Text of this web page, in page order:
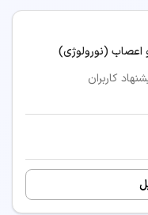
(نورولوژی)
کاربران